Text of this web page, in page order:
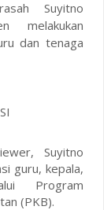
Suyitno
melakukan
dan tenaga
Suyitno
guru, kepala,
Program
(PKB).